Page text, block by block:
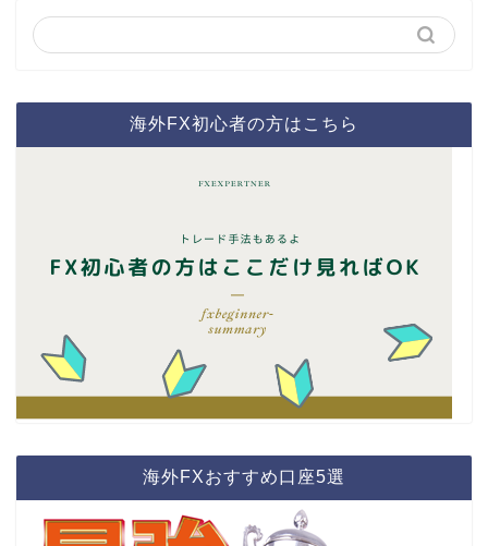
海外FX初心者の方はこちら
海外FXおすすめ口座5選